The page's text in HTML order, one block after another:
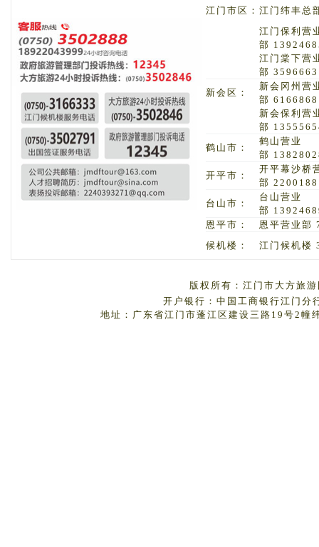
江门市区： 江门纬丰总
江门保利营
部
江门棠下营
部 3596663
新会区：
新会冈州营
部 6166868
新会保利营
部
鹤山市：
鹤山营业
部
开平市：
开平幕沙桥
部 2200188
台山市：
台山营业
部
恩平市：
恩平营业部
候机楼：
江门候机楼
版权所有：江门市大方旅
开户银行：中国工商银行江门
地址：广东省江门市蓬江区建设三路19号2